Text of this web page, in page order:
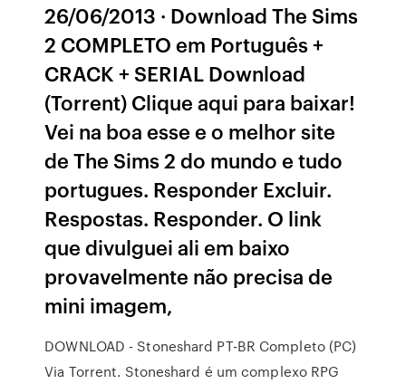
26/06/2013 · Download The Sims
2 COMPLETO em Português +
CRACK + SERIAL Download
(Torrent) Clique aqui para baixar!
Vei na boa esse e o melhor site
de The Sims 2 do mundo e tudo
portugues. Responder Excluir.
Respostas. Responder. O link
que divulguei ali em baixo
provavelmente não precisa de
mini imagem,
DOWNLOAD - Stoneshard PT-BR Completo (PC)
Via Torrent. Stoneshard é um complexo RPG